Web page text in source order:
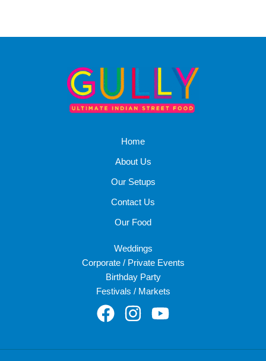
Home
About Us
Our Setups
Contact Us
Our Food
Weddings
Corporate / Private Events
Birthday Party
Festivals / Markets